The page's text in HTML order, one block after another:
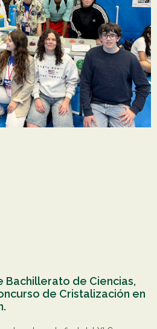
Bachillerato de Ciencias,
de Cristalización en